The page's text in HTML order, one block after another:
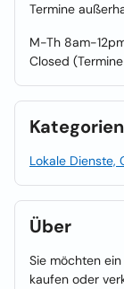
Termine
M-Th 8am-
Closed
Kategorien
Lokale Dienste,
Über
Sie möchten
kaufen oder